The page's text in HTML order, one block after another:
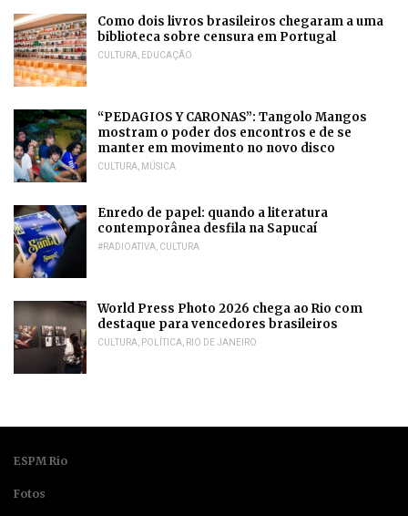
Como dois livros brasileiros chegaram a uma
biblioteca sobre censura em Portugal
CULTURA EDUCAÇÃO
“PEDAGIOS Y CARONAS”: Tangolo Mangos
mostram o poder dos encontros e de se
manter em movimento no novo disco
CULTURA MÚSICA
Enredo de papel: quando a literatura
contemporânea desfila na Sapucaí
#RADIOATIVA CULTURA
World Press Photo 2026 chega ao Rio com
destaque para vencedores brasileiros
CULTURA POLÍTICA RIO DE JANEIRO
ESPM Rio
Fotos